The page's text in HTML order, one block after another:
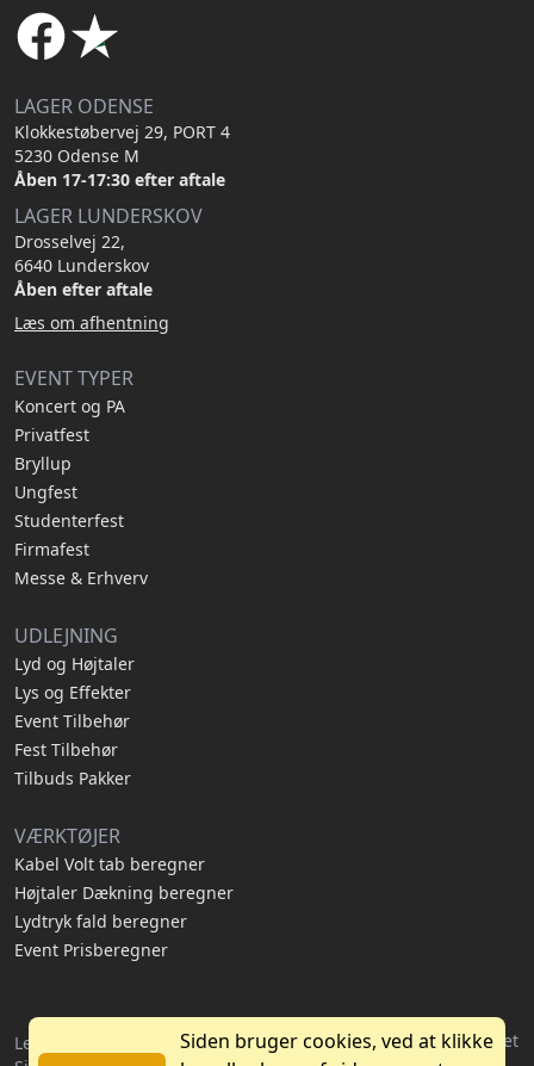
LAGER ODENSE
Klokkestøbervej 29, PORT 4
5230 Odense M
Åben 17-17:30 efter aftale
LAGER LUNDERSKOV
Drosselvej 22,
6640 Lunderskov
Åben efter aftale
Læs om afhentning
EVENT TYPER
Koncert og PA
Privatfest
Bryllup
Ungfest
Studenterfest
Firmafest
Messe & Erhverv
UDLEJNING
Lyd og Højtaler
Lys og Effekter
Event Tilbehør
Fest Tilbehør
Tilbuds Pakker
VÆRKTØJER
Kabel Volt tab beregner
Højtaler Dækning beregner
Lydtryk fald beregner
Event Prisberegner
Lej Slushice © 2026 | DK41266139 Hjemmeside lavet og hostet
Siden bruger cookies, ved at klikke